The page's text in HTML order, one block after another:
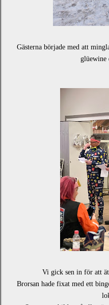
Gästerna började med att
glüewine
Vi gick sen in för att
Brorsan hade fixat med ett